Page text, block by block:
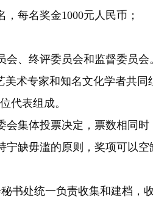
每名奖金1000元人民币；
、终评委员会和监督委员
美术专家和知名文化学者共
代表组成。
集体投票决定，票数相同时
缺毋滥的原则，奖项可以空
书处统一负责收集和建档，